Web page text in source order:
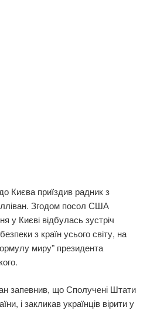
Києва приїздив радник з
Згодом посол США
у Києві відбулась зустріч
з країн усього світу, на
миру” президента
запевнив, що Сполучені Штати
і закликав українців вірити у